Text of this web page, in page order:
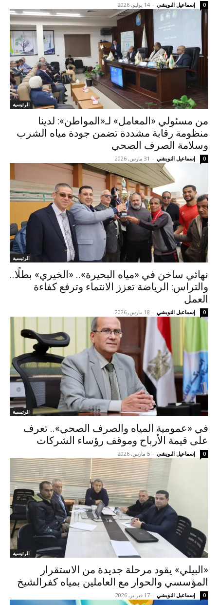
إسماعيل النويشي - 14 يوليو, 2026 0
الرئيسية
من مسئولي «المعامل» لـ«المواطن»: لدينا
منظومة رقابة مشددة تضمن جودة مياه الشرب
وسلامة الصرف الصحي
إسماعيل النويشي - 31 مارس, 2026 0
الرئيسية
نهائي ساخن في «مياه البحيرة».. «الخيري» بطلًا..
والتراس: الرياضة تعزز الانتماء وترفع كفاءة
العمل
إسماعيل النويشي - 18 مارس, 2026 0
الرئيسية
في «عمومية المياه والصرف الصحي».. تعرف
على قيمة الأرباح وموقف رؤساء الشركات
إسماعيل النويشي - 5 مارس, 2026 0
الرئيسية
«البيلي» يقود مرحلة جديدة من الاستقرار
المؤسسي والحوار مع العاملين بمياه كفرالشيخ
إسماعيل النويشي - 17 فبراير, 2026 0